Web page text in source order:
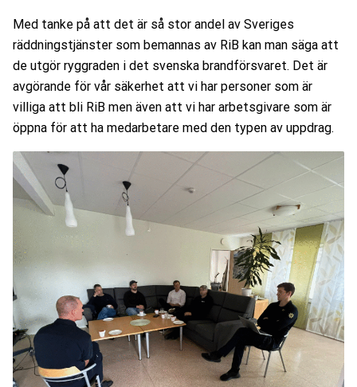
Med tanke på att det är så stor andel av Sveriges
räddningstjänster som bemannas av RiB kan man säga att
de utgör ryggraden i det svenska brandförsvaret. Det är
avgörande för vår säkerhet att vi har personer som är
villiga att bli RiB men även att vi har arbetsgivare som är
öppna för att ha medarbetare med den typen av uppdrag.